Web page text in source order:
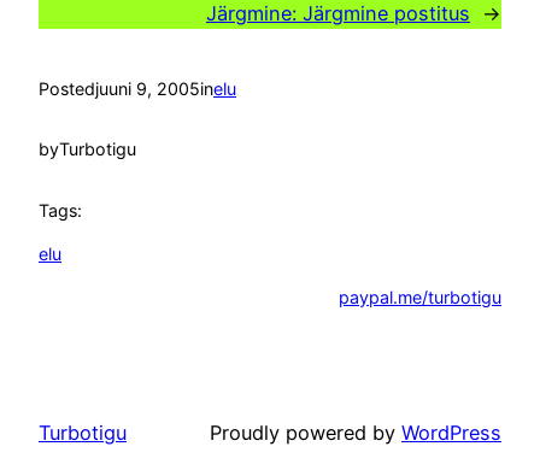
Järgmine: Järgmine postitus →
Postedjuuni 9, 2005inelu
byTurbotigu
Tags:
elu
paypal.me/turbotigu
Turbotigu Proudly powered by WordPress